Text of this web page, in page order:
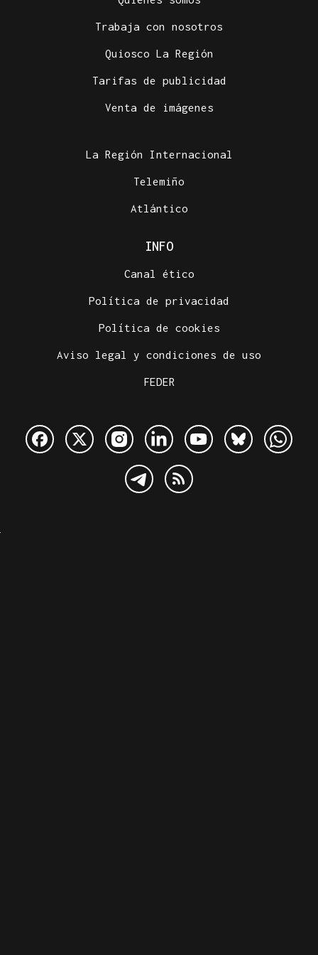
Trabaja con nosotros
Quiosco La Región
Tarifas de publicidad
Venta de imágenes
La Región Internacional
Telemiño
Atlántico
INFO
Canal ético
Política de privacidad
Política de cookies
Aviso legal y condiciones de uso
FEDER